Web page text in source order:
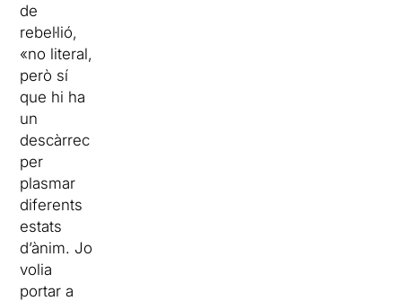
de
rebel·lió,
«no literal,
però sí
que hi ha
un
descàrrec
per
plasmar
diferents
estats
d’ànim. Jo
volia
portar a